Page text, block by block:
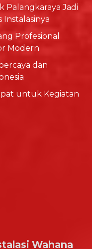
Palangkaraya Jadi
Instalasinya
Profesional
Modern
dan
untuk Kegiatan
Wahana